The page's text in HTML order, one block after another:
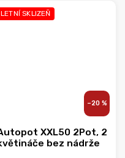
LETNÍ SKLIZEŇ
–20 %
XXL50 2Pot, 2
bez nádrže